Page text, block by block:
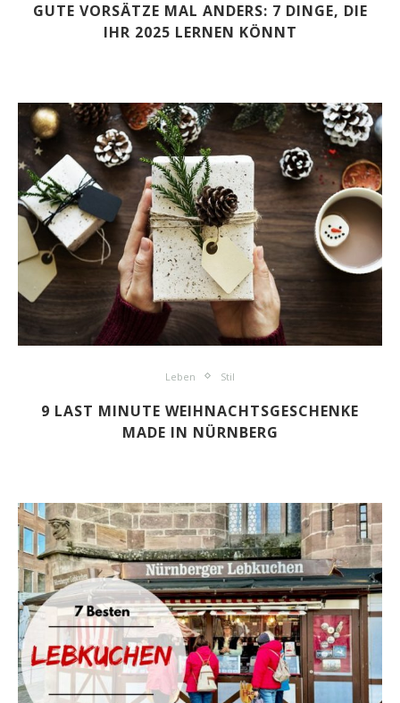
GUTE VORSÄTZE MAL ANDERS: 7 DINGE, DIE
IHR 2025 LERNEN KÖNNT
Leben Stil
9 LAST MINUTE WEIHNACHTSGESCHENKE
MADE IN NÜRNBERG